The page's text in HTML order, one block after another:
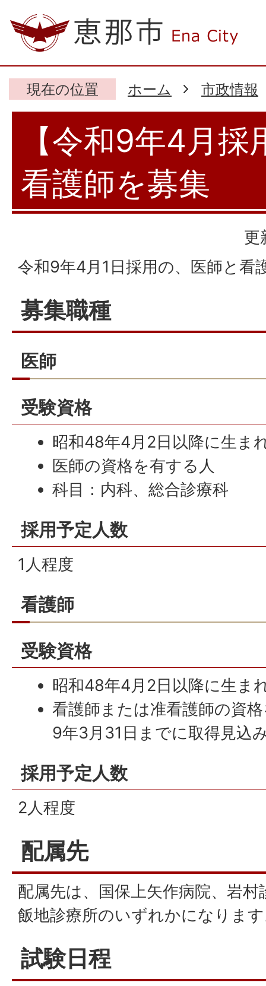
現在の位置 ホーム 市政情報
【令和9年4月
看護師を募集
更
令和9年4月1日採用の、医師と看
募集職種
医師
受験資格
昭和48年4月2日以降に生ま
医師の資格を有する人
科目：内科、総合診療科
採用予定人数
1人程度
看護師
受験資格
昭和48年4月2日以降に生ま
看護師または准看護師の資
9年3月31日までに取得見込
採用予定人数
2人程度
配属先
配属先は、国保上矢作病院、岩
飯地診療所のいずれかになりま
試験日程